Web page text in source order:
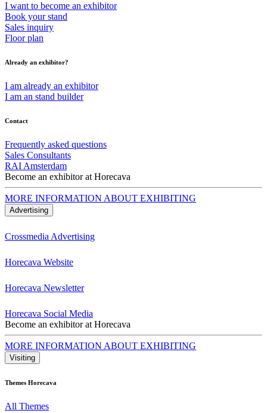
I want to become an exhibitor
Book your stand
Sales inquiry
Floor plan
Already an exhibitor?
I am already an exhibitor
I am an stand builder
Contact
Frequently asked questions
Sales Consultants
RAI Amsterdam
Become an exhibitor at Horecava
MORE INFORMATION ABOUT EXHIBITING
Advertising
Crossmedia Advertising
Horecava Website
Horecava Newsletter
Horecava Social Media
Become an exhibitor at Horecava
MORE INFORMATION ABOUT EXHIBITING
Visiting
Themes Horecava
All Themes